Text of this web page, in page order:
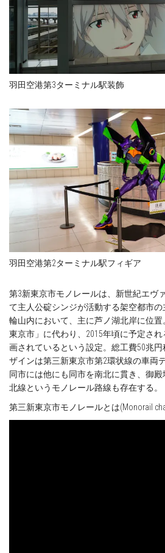
羽田空港第3ターミナル駅装飾
羽田空港第2ターミナル駅フィギア
第3新東京市モノレールは、新世紀エヴ
て主人公碇シンジが活動する架空都市
輪山内において、主に芦ノ湖北岸に位
東京市」に代わり、2015年頃に予定さ
画されているという設定。総工費50兆
ザインは第三新東京市第2環状線の車両
同市には他にも同市を南北に貫き、御
北線というモノレール路線も存在する。
第三新東京市モノレールとは(Monorail